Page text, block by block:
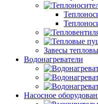
Завесы
Водонагреватели
Насосное